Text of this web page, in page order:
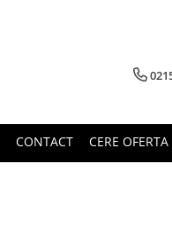
CONTACT CERE OFERTA